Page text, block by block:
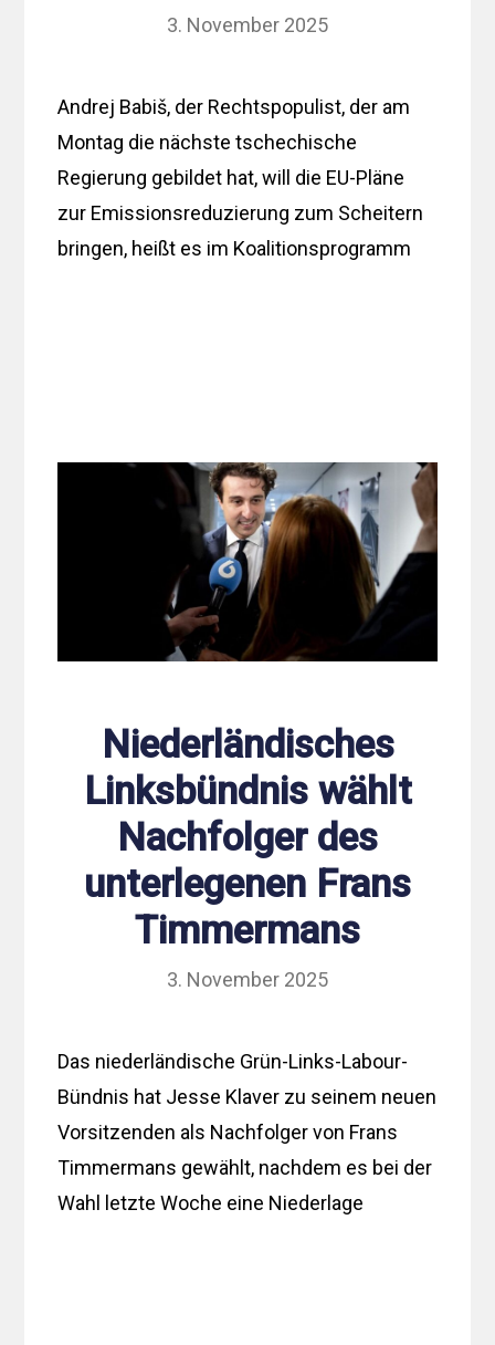
3. November 2025
Andrej Babiš, der Rechtspopulist, der am
Montag die nächste tschechische
Regierung gebildet hat, will die EU-Pläne
zur Emissionsreduzierung zum Scheitern
bringen, heißt es im Koalitionsprogramm
Niederländisches
Linksbündnis wählt
Nachfolger des
unterlegenen Frans
Timmermans
3. November 2025
Das niederländische Grün-Links-Labour-
Bündnis hat Jesse Klaver zu seinem neuen
Vorsitzenden als Nachfolger von Frans
Timmermans gewählt, nachdem es bei der
Wahl letzte Woche eine Niederlage